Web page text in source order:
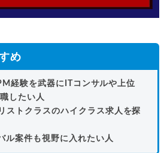
め
経験を武器にITコンサルや上位
したい人
ストクラスのハイクラス求人を探
ル案件も視野に入れたい人